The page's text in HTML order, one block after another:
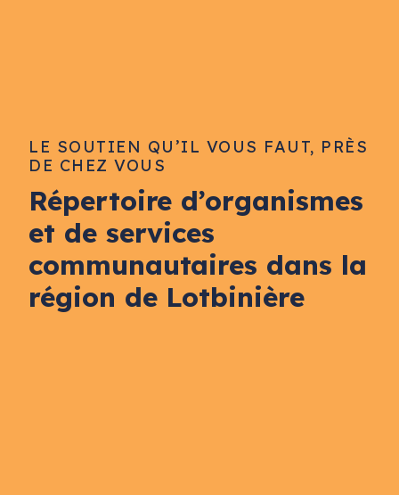
LE SOUTIEN QU’IL VOUS FAUT, PRÈS
DE CHEZ VOUS
Répertoire d’organismes
et de services
communautaires dans la
région de Lotbinière